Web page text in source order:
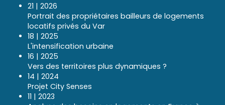
21 | 2026
Portrait des propriétaires bailleurs de logements
locatifs privés du Var
18 | 2025
L'intensification urbaine
16 | 2025
Vers des territoires plus dynamiques ?
14 | 2024
Projet City Senses
11 | 2023